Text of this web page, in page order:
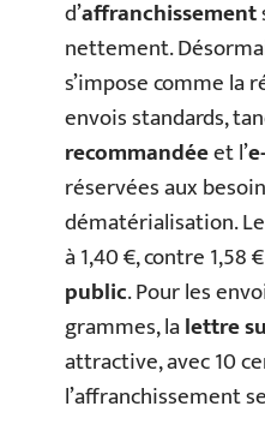
d’affranchissement
nettement.
s’impose comme la
envois standards,
recommandéeet l’
réservées aux
dématérialisation. Le
à 1,40 €, contre 1,58
public. Pour les
grammes, lalettre
attractive, avec 10
l’affranchissement